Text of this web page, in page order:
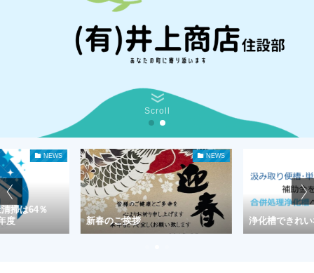
Scroll
NEWS
新春のご挨拶 浄化槽できれいな河川を守ろう！